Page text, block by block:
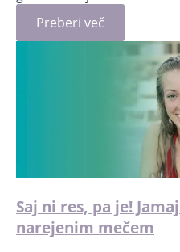
Preberi več
Saj ni res, pa je!
narejenim mečem